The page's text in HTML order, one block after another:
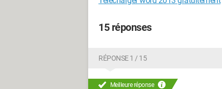
15 réponses
RÉPONSE 1 / 15
Meilleure réponse